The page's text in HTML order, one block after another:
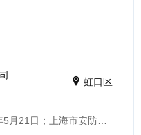
虹口区
术服务、技术转让，安全防范工程，计算机网络工程设计、施工，楼宇综合布线等。...